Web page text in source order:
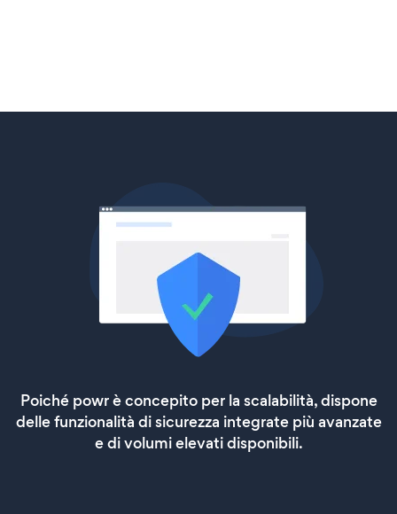
Poiché powr è concepito per la scalabilità, dispone
delle funzionalità di sicurezza integrate più avanzate
e di volumi elevati disponibili.